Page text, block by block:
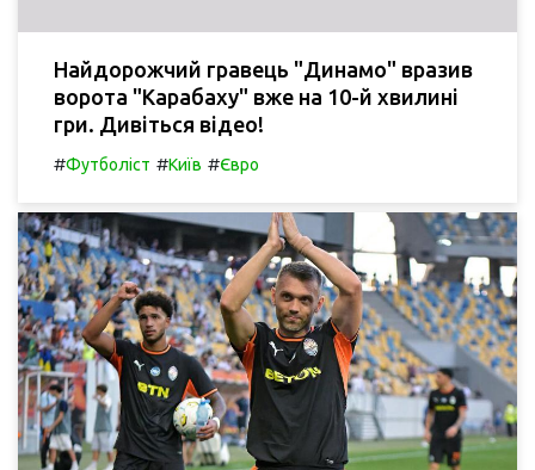
Найдорожчий гравець "Динамо" вразив
ворота "Карабаху" вже на 10-й хвилині
гри. Дивіться відео!
#Футболіст #Київ #Євро